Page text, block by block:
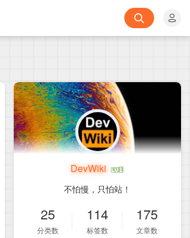
DevWiki
不怕慢，只怕站！
25
分类数
114
标签数
175
文章数